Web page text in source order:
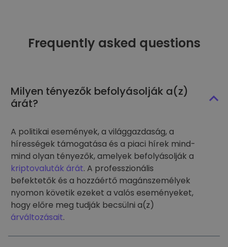
Frequently asked questions
Milyen tényezők befolyásolják a(z)
árát?
A politikai események, a világgazdaság, a
hírességek támogatása és a piaci hírek mind-
mind olyan tényezők, amelyek befolyásolják a
kriptovaluták árát. A professzionális
befektetők és a hozzáértő magánszemélyek
nyomon követik ezeket a valós eseményeket,
hogy előre meg tudják becsülni a(z)
árváltozásait.